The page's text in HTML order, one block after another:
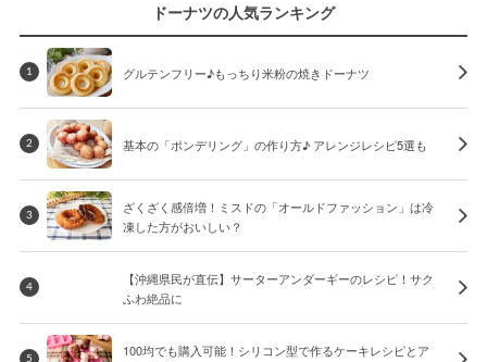
ドーナツの人気ランキング
1 グルテンフリー♪もっちり米粉の焼きドーナツ
2 基本の「ポンデリング」の作り方♪ アレンジレシピ5選も
3
ざくざく感倍増！ミスドの「オールドファッション」は冷
凍した方がおいしい？
4
【沖縄県民が直伝】サーターアンダーギーのレシピ！サク
ふわ絶品に
5
100均でも購入可能！シリコン型で作るケーキレシピとア